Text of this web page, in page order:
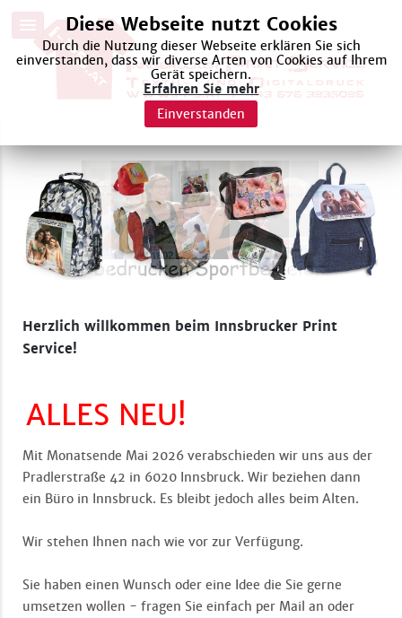
Diese Webseite nutzt Cookies
Durch die Nutzung dieser Webseite erklären Sie sich
einverstanden, dass wir diverse Arten von Cookies auf Ihrem
Gerät speichern.
Erfahren Sie mehr
Einverstanden
Herzlich willkommen beim Innsbrucker Print
Service!
ALLES NEU!
Mit Monatsende Mai 2026 verabschieden wir uns aus der
Pradlerstraße 42 in 6020 Innsbruck. Wir beziehen dann
ein Büro in Innsbruck. Es bleibt jedoch alles beim Alten.
Wir stehen Ihnen nach wie vor zur Verfügung.
Sie haben einen Wunsch oder eine Idee die Sie gerne
umsetzen wollen - fragen Sie einfach per Mail an oder